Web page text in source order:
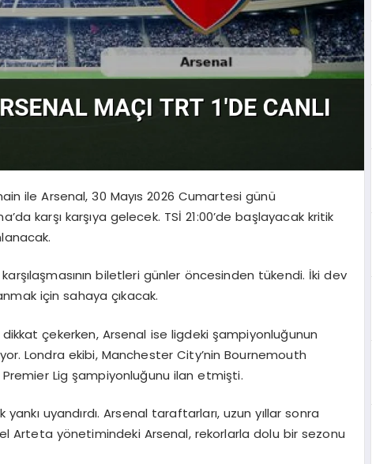
ile Arsenal, 30 Mayıs 2026 Cumartesi günü
karşı karşıya gelecek. TSİ 21:00’de başlayacak kritik
biletleri günler öncesinden tükendi. İki dev
için sahaya çıkacak.
çekerken, Arsenal ise ligdeki şampiyonluğunun
Londra ekibi, Manchester City’nin Bournemouth
Premier Lig şampiyonluğunu ilan etmişti.
uyandırdı. Arsenal taraftarları, uzun yıllar sonra
Arteta yönetimindeki Arsenal, rekorlarla dolu bir sezonu